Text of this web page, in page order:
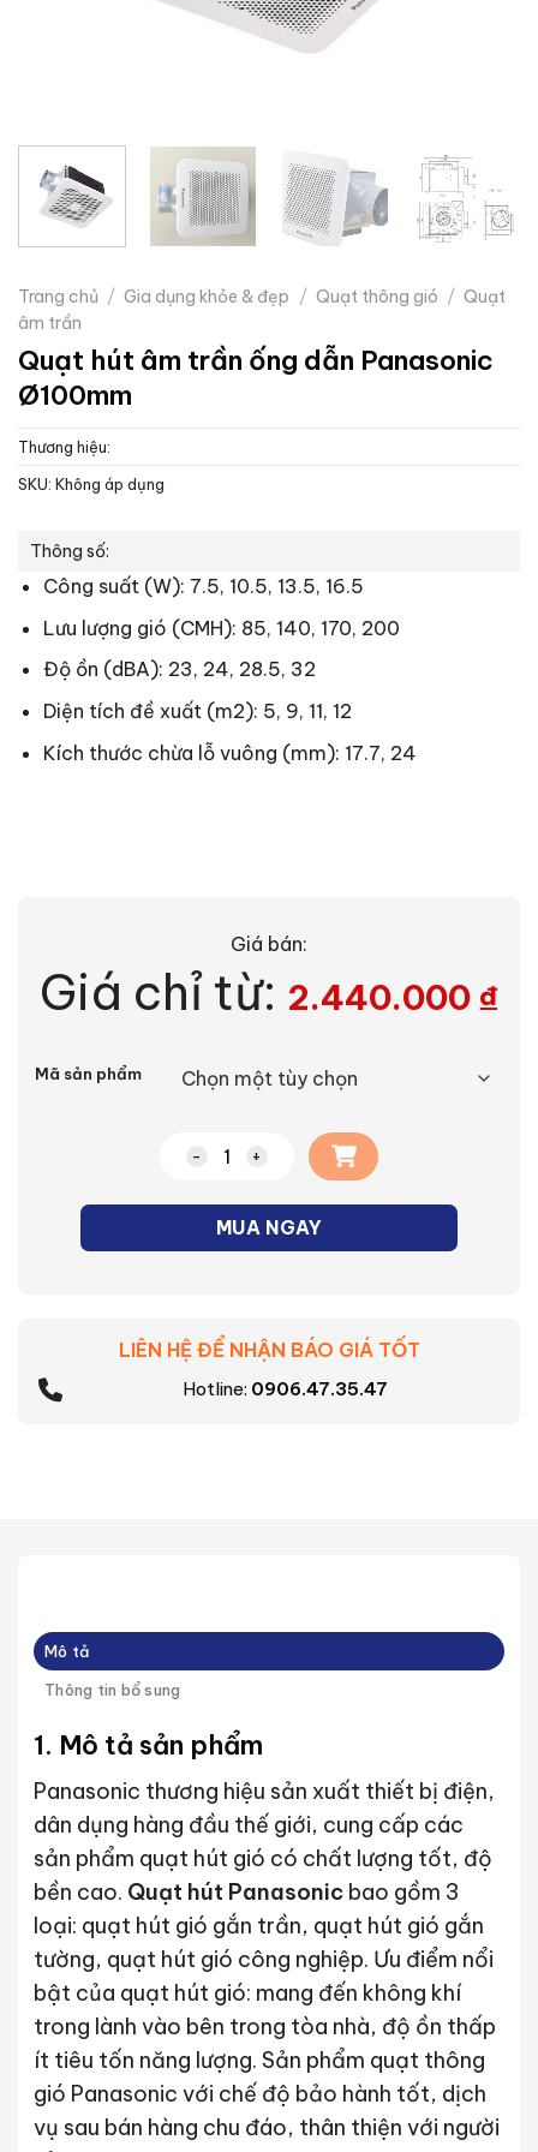
Trang chủ / Gia dụng khỏe & đẹp / Quạt thông gió / Quạt
âm trần
Quạt hút âm trần ống dẫn Panasonic
Ø100mm
Thương hiệu:
SKU: Không áp dụng
Thông số:
Công suất (W): 7.5, 10.5, 13.5, 16.5
Lưu lượng gió (CMH): 85, 140, 170, 200
Độ ồn (dBA): 23, 24, 28.5, 32
Diện tích đề xuất (m2): 5, 9, 11, 12
Kích thước chừa lỗ vuông (mm): 17.7, 24
Giá bán:
Giá chỉ từ: 2.440.000 ₫
Mã sản phẩm
Quạt hút âm trần ống dẫn Panasonic
MUA NGAY
LIÊN HỆ ĐỂ NHẬN BÁO GIÁ TỐT
Hotline: 0906.47.35.47
Mô tả
Thông tin bổ sung
1. Mô tả sản phẩm
Panasonic thương hiệu sản xuất thiết bị điện,
dân dụng hàng đầu thế giới, cung cấp các
sản phẩm quạt hút gió có chất lượng tốt, độ
bền cao. Quạt hút Panasonicbao gồm 3
loại: quạt hút gió gắn trần, quạt hút gió gắn
tường, quạt hút gió công nghiệp. Ưu điểm nổi
bật của quạt hút gió: mang đến không khí
trong lành vào bên trong tòa nhà, độ ồn thấp
ít tiêu tốn năng lượng. Sản phẩm quạt thông
gió Panasonic với chế độ bảo hành tốt, dịch
vụ sau bán hàng chu đáo, thân thiện với người